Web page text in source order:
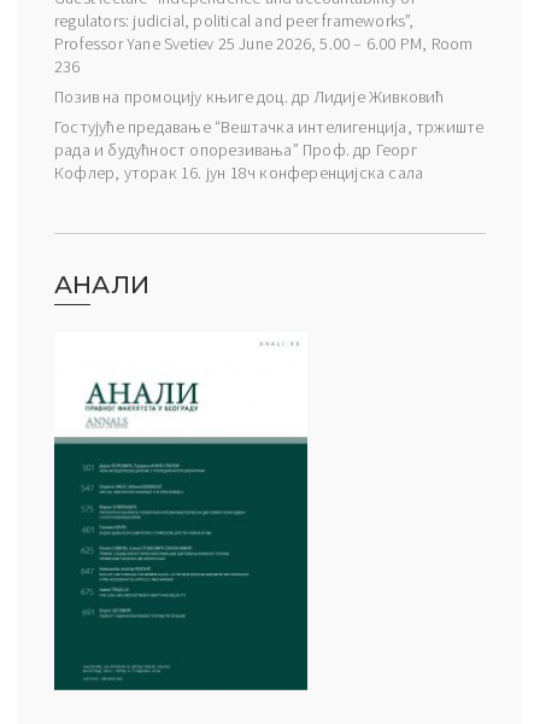
regulators: judicial, political and peer frameworks”,
Professor Yane Svetiev 25 June 2026, 5.00 – 6.00 PM, Room
236
Позив на промоцију књиге доц. др Лидије Живковић
Гостујуће предавање “Вештачка интелигенција, тржиште
рада и будућност опорезивања” Проф. др Георг
Кофлер, уторак 16. јун 18ч конференцијска сала
АНАЛИ